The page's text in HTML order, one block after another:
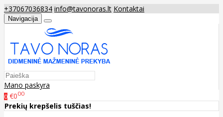
+37067036834 info@tavonoras.lt Kontaktai
Navigacija
Mano paskyra
0 €000
Prekių krepšelis tuščias!